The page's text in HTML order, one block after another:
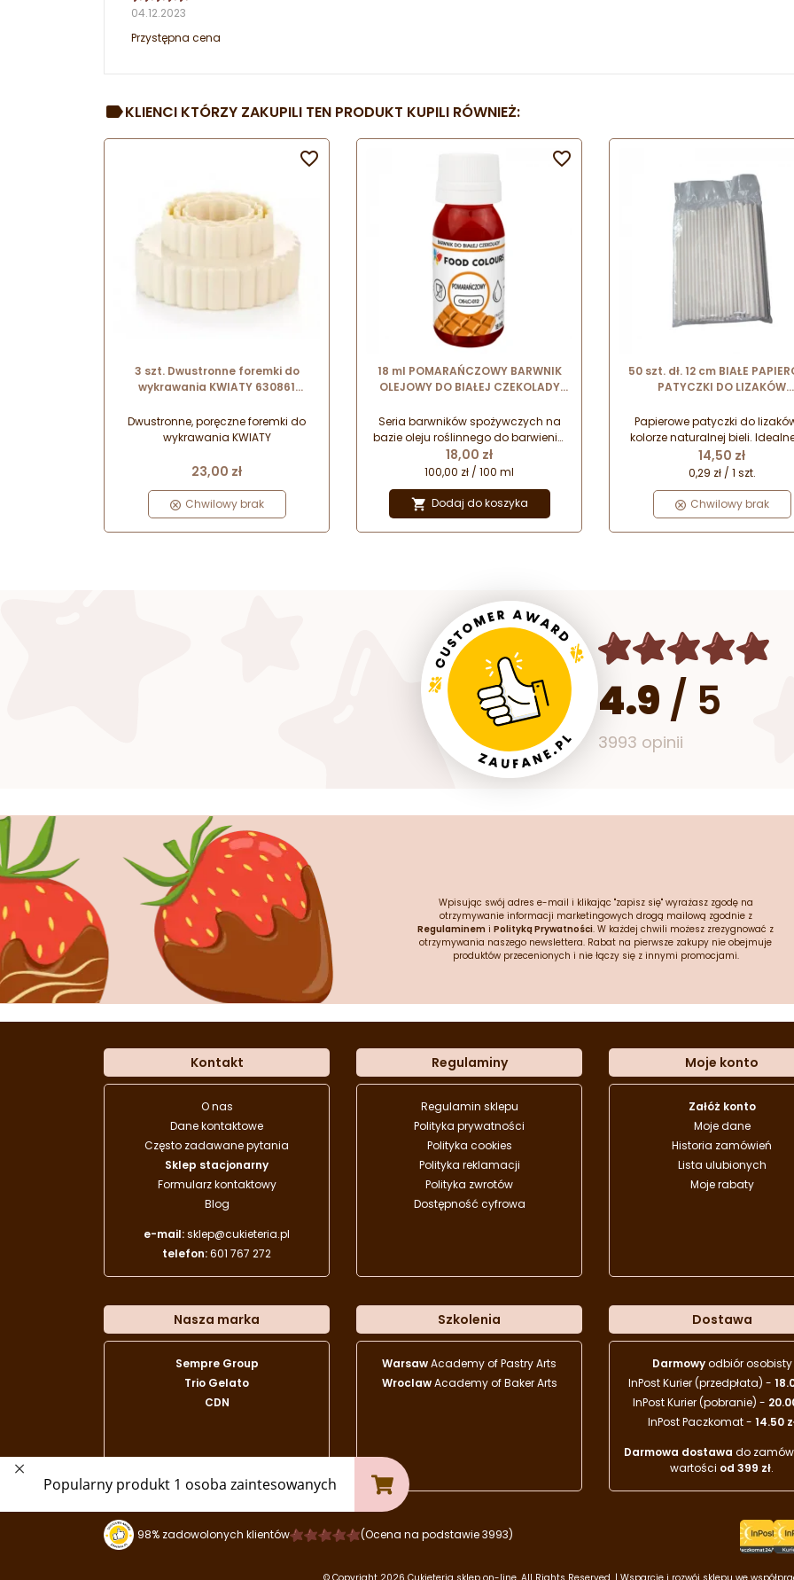
04.12.2023
Przystępna cena
KLIENCI KTÓRZY ZAKUPILI TEN PRODUKT KUPILI RÓWNIEŻ:
3 szt. Dwustronne foremki do
wykrawania KWIATY 630861
Dwustronne, poręczne foremki do
wykrawania KWIATY
Cena
23,00 zł
Chwilowy brak

18 ml POMARAŃCZOWY BARWNIK
OLEJOWY DO BIAŁEJ CZEKOLADY
barwnik spożywczy w formie
emulsji
Seria barwników spożywczych na
bazie oleju roślinnego do barwienia
białej czekolady i mas
cukierniczych o wysokiej zawartości
tłuszczu.
Cena
18,00 zł
100,00 zł / 100 ml
 Dodaj do koszyka

50 szt. dł. 12 cm BIAŁE
PATYCZKI DO LIZAKÓW
SILIKOMART
Papierowe patyczki do
kolorze naturalnej bieli.
klasycznych lizaków, lizaków
izomaltu, czekolady i lizaków
Cena
14,50 zł
0,29 zł / 1 szt.
Chwilowy brak
4.9 / 5
3993 opinii
Wpisując swój adres e-mail i klikając "zapisz się" wyrażasz zgodę na
otrzymywanie informacji marketingowych drogą mailową zgodnie z
Regulaminem i Polityką Prywatności. W każdej chwili możesz zrezygnować z
otrzymywania naszego newslettera. Rabat na pierwsze zakupy nie obejmuje
produktów przecenionych i nie łączy się z innymi promocjami.
Kontakt
O nas
Dane kontaktowe
Często zadawane pytania
Sklep stacjonarny
Formularz kontaktowy
Blog
e-mail:sklep@cukieteria.pl
telefon:601 767 272
Regulaminy
Regulamin sklepu
Polityka prywatności
Polityka cookies
Polityka reklamacji
Polityka zwrotów
Dostępność cyfrowa
Moje konto
Załóż konto
Moje dane
Historia zamówień
Lista ulubionych
Moje rabaty
Nasza marka
Sempre Group
Trio Gelato
CDN
Szkolenia
WarsawAcademy of Pastry Arts
WroclawAcademy of Baker Arts
Dostawa
Darmowyodbiór osobisty
InPost Kurier (przedpłata) -
InPost Kurier (pobranie) -
InPost Paczkomat - 14.50
Darmowa dostawa do
wartości od 399 zł.
98% zadowolonych klientów (Ocena na podstawie 3993)